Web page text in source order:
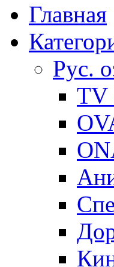
Главная
Рус.
TV